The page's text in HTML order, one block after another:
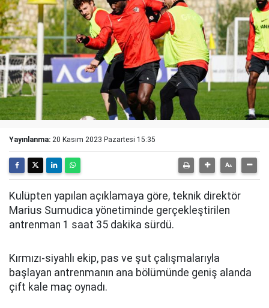
Yayınlanma: 20 Kasım 2023 Pazartesi 15:35
Kulüpten yapılan açıklamaya göre, teknik direktör
Marius Sumudica yönetiminde gerçekleştirilen
antrenman 1 saat 35 dakika sürdü.
Kırmızı-siyahlı ekip, pas ve şut çalışmalarıyla
başlayan antrenmanın ana bölümünde geniş alanda
çift kale maç oynadı.